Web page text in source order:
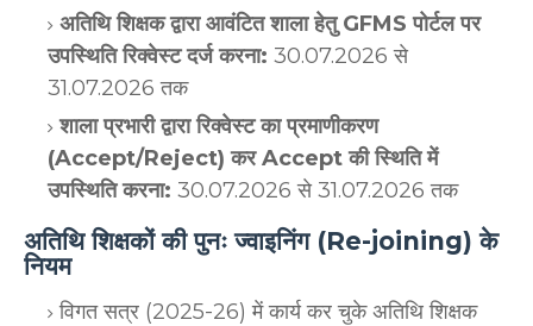
अतिथि शिक्षक द्वारा आवंटित शाला हेतु GFMS पोर्टल पर
उपस्थिति रिक्वेस्ट दर्ज करना: 30.07.2026 से
31.07.2026 तक
शाला प्रभारी द्वारा रिक्वेस्ट का प्रमाणीकरण
(Accept/Reject) कर Accept की स्थिति में
उपस्थिति करना: 30.07.2026 से 31.07.2026 तक
अतिथि शिक्षकों की पुनः ज्वाइनिंग (Re-joining) के
नियम
विगत सत्र (2025-26) में कार्य कर चुके अतिथि शिक्षक